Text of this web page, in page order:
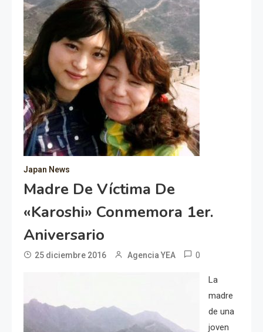
Japan News
Madre De Víctima De
«Karoshi» Conmemora 1er.
Aniversario
25 diciembre 2016 Agencia YEA 0
La
madre
de una
joven